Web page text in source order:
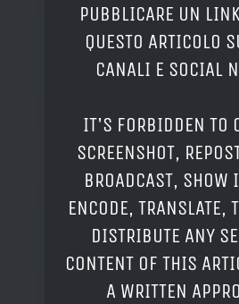
PUBBLICARE UN
QUESTO ARTICOLO
CANALI E SOCIAL
IT'S FORBIDDEN TO
SCREENSHOT,
BROADCAST, SHOW
ENCODE, TRANSLATE,
DISTRIBUTE ANY
CONTENT OF THIS
A WRITTEN